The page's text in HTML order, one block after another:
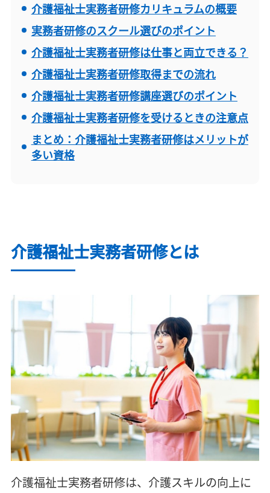
介護福祉士実務者研修カリキュラムの概要
実務者研修のスクール選びのポイント
介護福祉士実務者研修は仕事と両立できる？
介護福祉士実務者研修取得までの流れ
介護福祉士実務者研修講座選びのポイント
介護福祉士実務者研修を受けるときの注意点
まとめ：介護福祉士実務者研修はメリットが
多い資格
介護福祉士実務者研修とは
介護福祉士実務者研修は、介護スキルの向上に